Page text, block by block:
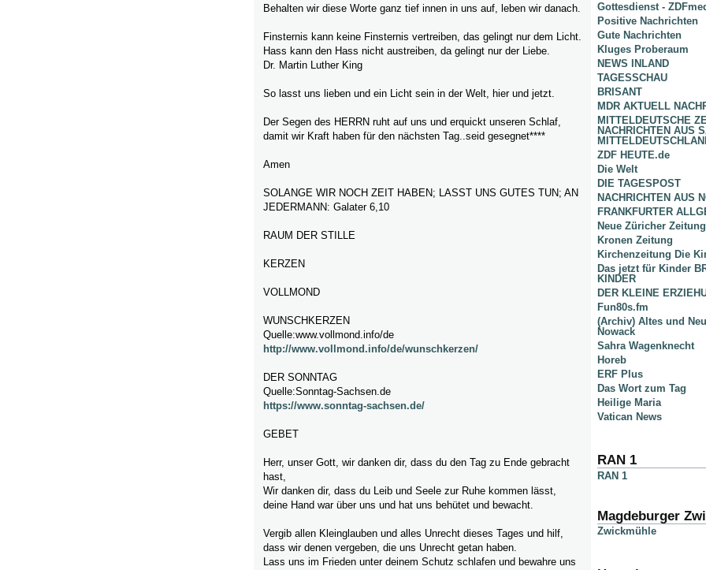
Behalten wir diese Worte ganz tief innen in uns auf, leben wir danach.
Finsternis kann keine Finsternis vertreiben, das gelingt nur dem Licht.
Hass kann den Hass nicht austreiben, da gelingt nur der Liebe.
Dr. Martin Luther King
So lasst uns lieben und ein Licht sein in der Welt, hier und jetzt.
Der Segen des HERRN ruht auf uns und erquickt unseren Schlaf,
damit wir Kraft haben für den nächsten Tag..seid gesegnet****
Amen
SOLANGE WIR NOCH ZEIT HABEN; LASST UNS GUTES TUN; AN
JEDERMANN: Galater 6,10
RAUM DER STILLE
KERZEN
VOLLMOND
WUNSCHKERZEN
Quelle:www.vollmond.info/de
http://www.vollmond.info/de/wunschkerzen/
DER SONNTAG
Quelle:Sonntag-Sachsen.de
https://www.sonntag-sachsen.de/
GEBET
Herr, unser Gott, wir danken dir, dass du den Tag zu Ende gebracht
hast,
Wir danken dir, dass du Leib und Seele zur Ruhe kommen lässt,
deine Hand war über uns und hat uns behütet und bewacht.
Vergib allen Kleinglauben und alles Unrecht dieses Tages und hilf,
dass wir denen vergeben, die uns Unrecht getan haben.
Lass uns im Frieden unter deinem Schutz schlafen und bewahre uns
Gottesdienst -
Positive Nachrichten
Gute Nachrichten
Kluges Proberaum
NEWS INLAND
TAGESSCHAU
BRISANT
MDR AKTUELL
MITTELDEUTSCHE
NACHRICHTEN AUS
ZDF HEUTE.de
Die Welt
DIE TAGESPOST
NACHRICHTEN AUS
FRANKFURTER
Neue Züricher Zeitung
Kronen Zeitung
Kirchenzeitung Die
Das jetzt für Kinder
KINDER
DER KLEINE
Fun80s.fm
(Archiv) Altes und
Nowack
Sahra Wagenknecht
Horeb
ERF Plus
Das Wort zum Tag
Heilige Maria
Vatican News
RAN 1
RAN 1
Magdeburger
Zwickmühle